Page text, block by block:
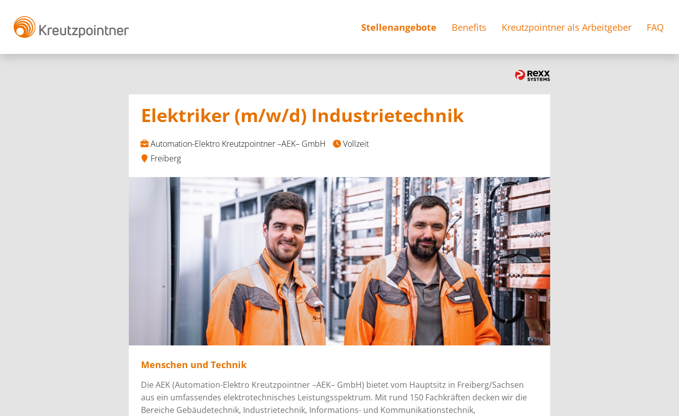
Stellenangebote Benefits Kreutzpointner als Arbeitgeber FAQ
Elektriker (m/w/d) Industrietechnik
Automation-Elektro Kreutzpointner –AEK– GmbH
Freiberg
Vollzeit
Menschen und Technik
Die AEK (Automation-Elektro Kreutzpointner –AEK– GmbH) bietet vom Hauptsitz in Freiberg/Sachsen
aus ein umfassendes elektrotechnisches Leistungsspektrum. Mit rund 150 Fachkräften decken wir die
Bereiche Gebäudetechnik, Industrietechnik, Informations- und Kommunikationstechnik,